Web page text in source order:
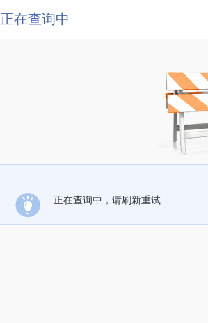
正在查询中
正在查询中，请刷新重试